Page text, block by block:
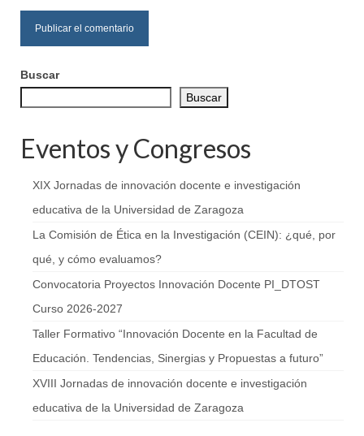
Buscar
Buscar
Eventos y Congresos
XIX Jornadas de innovación docente e investigación
educativa de la Universidad de Zaragoza
La Comisión de Ética en la Investigación (CEIN): ¿qué, por
qué, y cómo evaluamos?
Convocatoria Proyectos Innovación Docente PI_DTOST
Curso 2026-2027
Taller Formativo “Innovación Docente en la Facultad de
Educación. Tendencias, Sinergias y Propuestas a futuro”
XVIII Jornadas de innovación docente e investigación
educativa de la Universidad de Zaragoza